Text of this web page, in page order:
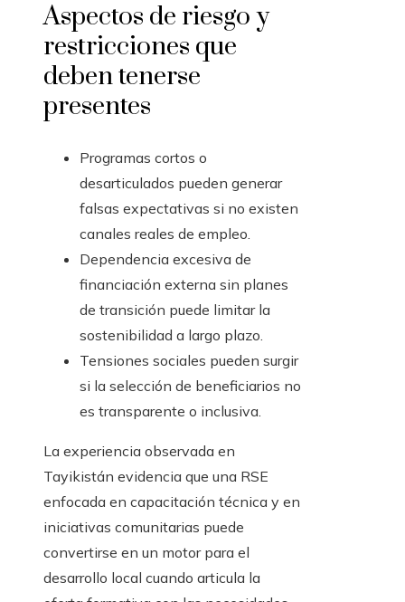
Aspectos de riesgo y
restricciones que
deben tenerse
presentes
Programas cortos o
desarticulados pueden generar
falsas expectativas si no existen
canales reales de empleo.
Dependencia excesiva de
financiación externa sin planes
de transición puede limitar la
sostenibilidad a largo plazo.
Tensiones sociales pueden surgir
si la selección de beneficiarios no
es transparente o inclusiva.
La experiencia observada en
Tayikistán evidencia que una RSE
enfocada en capacitación técnica y en
iniciativas comunitarias puede
convertirse en un motor para el
desarrollo local cuando articula la